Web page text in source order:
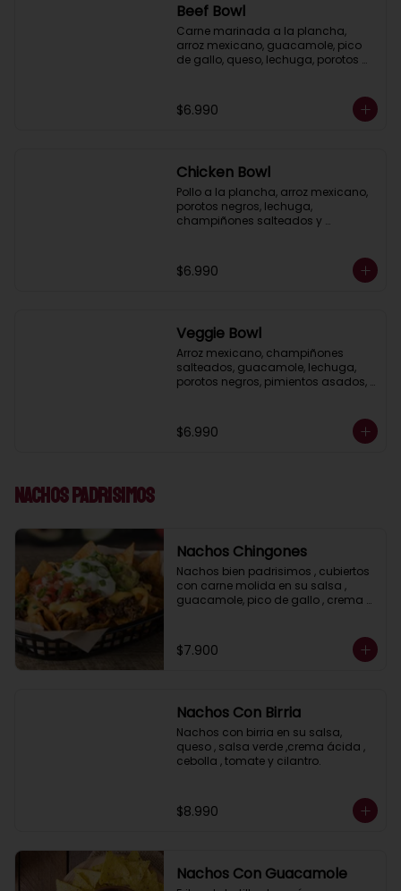
Beef Bowl
Carne marinada a la plancha,
arroz mexicano, guacamole, pico
de gallo, queso, lechuga, porotos
$6.990
Chicken Bowl
Pollo a la plancha, arroz mexicano,
porotos negros, lechuga,
champiñones salteados y
$6.990
Veggie Bowl
Arroz mexicano, champiñones
salteados, guacamole, lechuga,
porotos negros, pimientos asados,
$6.990
Nachos Padrisimos
Nachos Chingones
Nachos bien padrisimos , cubiertos
con carne molida en su salsa ,
guacamole, pico de gallo , crema
$7.900
Nachos Con Birria
Nachos con birria en su salsa,
queso , salsa verde ,crema ácida ,
cebolla , tomate y cilantro.
$8.990
Nachos Con Guacamole